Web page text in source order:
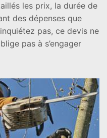
les prix, la durée de
des dépenses que
pas, ce devis ne
pas à s’engager